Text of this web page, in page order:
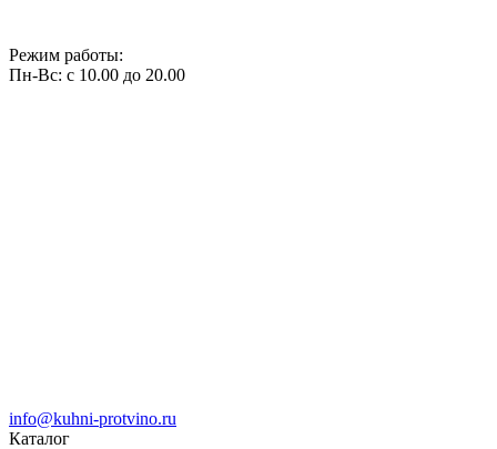
Режим работы:
Пн-Вс: с 10.00 до 20.00
info@kuhni-protvino.ru
Каталог